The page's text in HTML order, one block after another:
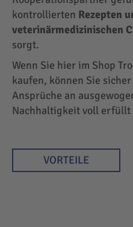
kontrollierten Rezepten
veterinärmedizinischen
sorgt.
Wenn Sie hier im Shop
kaufen, können Sie
Ansprüche an
Nachhaltigkeit voll erfüllt
VORTEILE